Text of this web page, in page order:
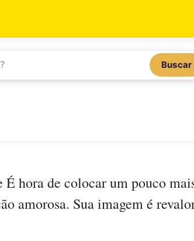
Buscar
É hora de colocar um pouco
amorosa. Sua imagem é